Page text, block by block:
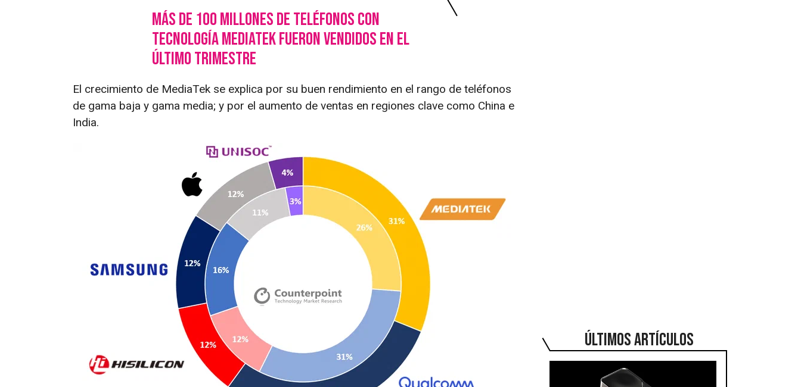
ÚLTIMOS ARTÍCULOS
Más de 100 millones de teléfonos con
tecnología MediaTek fueron vendidos en el
último trimestre
El crecimiento de MediaTek se explica por su buen rendimiento en el rango de teléfonos
de gama baja y gama media; y por el aumento de ventas en regiones clave como China e
India.